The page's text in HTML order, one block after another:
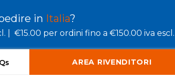
in Italia?
| €15.00 per ordini fino a €150.00 iva escl. |
AREA RIVENDITORI